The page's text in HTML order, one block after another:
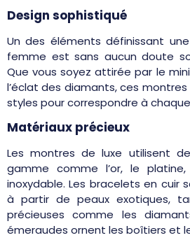
Design sophistiqué
Un des éléments définissant
femme est sans aucun doute
Que vous soyez attirée par le
l’éclat des diamants, ces
styles pour correspondre à
Matériaux précieux
Les montres de luxe utilisent
gamme comme l’or, le
inoxydable. Les bracelets en cuir
à partir de peaux exotiques,
précieuses comme les
émeraudes ornent les boîtiers et